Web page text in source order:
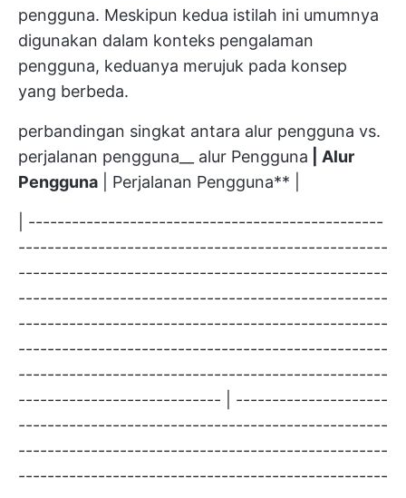
pengguna. Meskipun kedua istilah ini umumnya
digunakan dalam konteks pengalaman
pengguna, keduanya merujuk pada konsep
yang berbeda.
perbandingan singkat antara alur pengguna vs.
perjalanan pengguna__ alur Pengguna | Alur
Pengguna | Perjalanan Pengguna** |
| -------------------------------------------------
---------------------------------------------------
---------------------------------------------------
---------------------------------------------------
---------------------------------------------------
---------------------------------------------------
---------------------------------------------------
---------------------------- | ---------------------
---------------------------------------------------
---------------------------------------------------
---------------------------------------------------